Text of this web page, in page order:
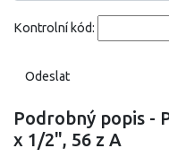
Kontrolní kód:
Podrobný popis -
x 1/2", 56 z A